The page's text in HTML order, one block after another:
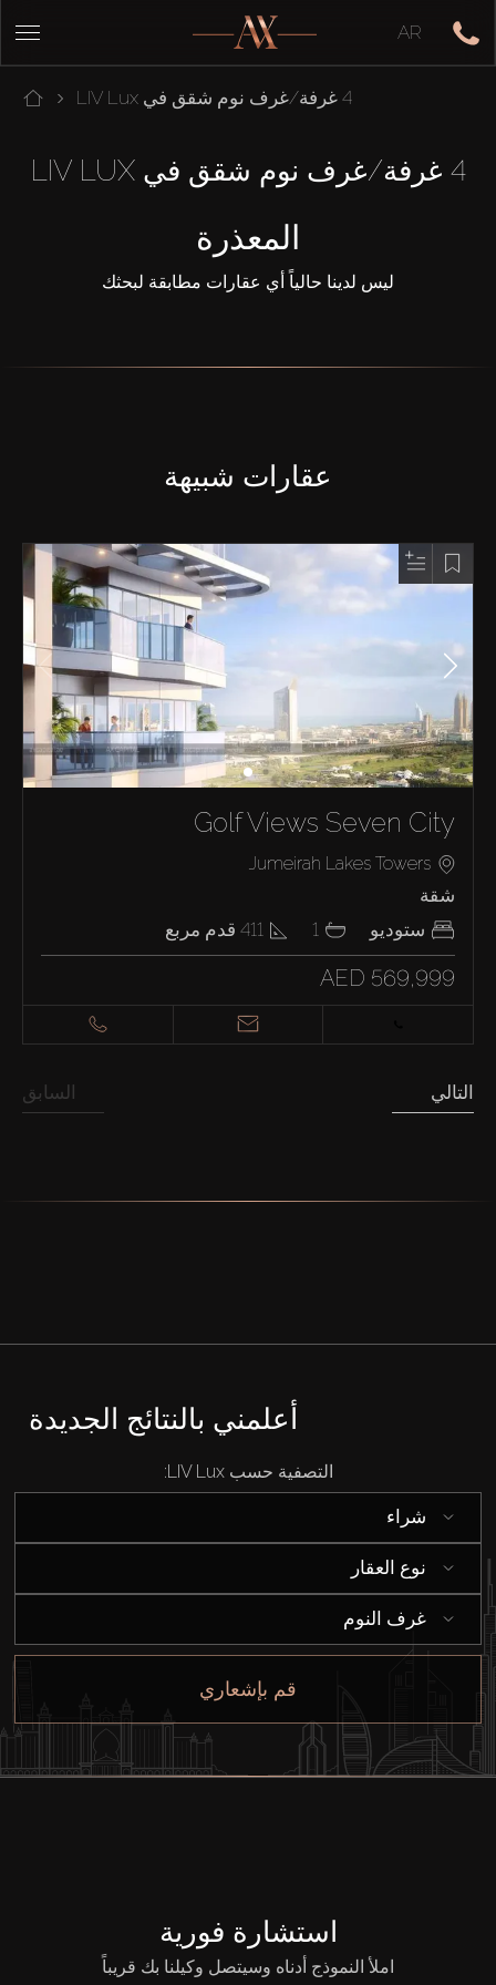
AR
4 غرفة/غرف نوم شقق في LIV Lux
4 غرفة/غرف نوم شقق في LIV LUX
المعذرة
ليس لدينا حالياً أي عقارات مطابقة لبحثك
عقارات شبيهة
Golf Views Seven City
Jumeirah Lakes Towers
شقة
ستوديو
1
411 قدم مربع
AED 569,999
السابق التالي
أعلمني بالنتائج الجديدة
التصفية حسب LIV Lux:
شراء
نوع العقار
غرف النوم
قم بإشعاري
استشارة فورية
املأ النموذج أدناه وسيتصل وكيلنا بك قريباً